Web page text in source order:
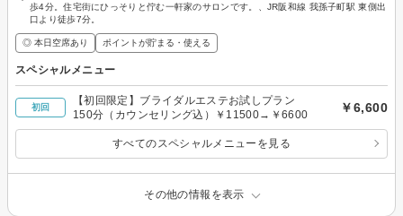
歩4分。住宅街にひっそりと佇む一軒家のサロンです。、JR阪和線 我孫子町駅 東側出
口より徒歩7分。
◎ 本日空席あり ポイントが貯まる・使える
スペシャルメニュー
初回
【初回限定】ブライダルエステお試しプラン
150分（カウンセリング込）￥11500→￥6600
￥6,600
すべてのスペシャルメニューを見る
その他の情報を表示